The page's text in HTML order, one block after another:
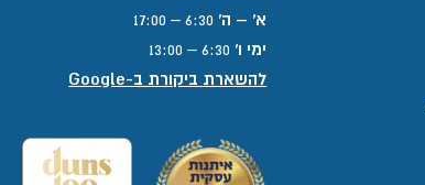
א' – ה'
ימי ו'
להשארת ביקורת ב-Google